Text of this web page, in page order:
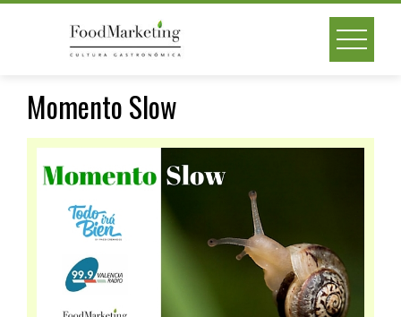
Skip
Momento Slow